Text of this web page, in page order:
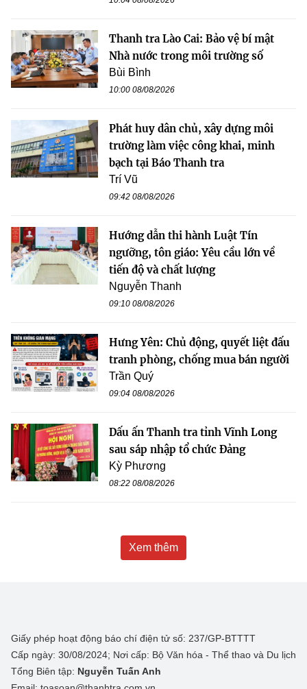
Thanh tra Lào Cai: Bảo vệ bí mật
Nhà nước trong môi trường số
Bùi Bình
10:00 08/08/2026
Phát huy dân chủ, xây dựng môi
trường làm việc công khai, minh
bạch tại Báo Thanh tra
Trí Vũ
09:42 08/08/2026
Hướng dẫn thi hành Luật Tín
ngưỡng, tôn giáo: Yêu cầu lớn về
tiến độ và chất lượng
Nguyễn Thanh
09:10 08/08/2026
Hưng Yên: Chủ động, quyết liệt đấu
tranh phòng, chống mua bán người
Trần Quý
09:04 08/08/2026
Dấu ấn Thanh tra tỉnh Vĩnh Long
sau sáp nhập tổ chức Đảng
Kỳ Phương
08:22 08/08/2026
Xem thêm
Giấy phép hoạt động báo chí điện tử số: 237/GP-BTTTT
Cấp ngày: 30/08/2024; Nơi cấp: Bộ Văn hóa - Thể thao và Du lịch
Tổng Biên tập: Nguyễn Tuấn Anh